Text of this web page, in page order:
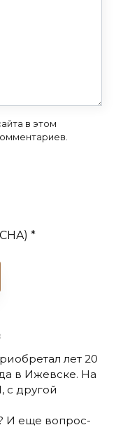
в этом
*
лет 20
в Ижевске. На
с другой
И еще вопрос-